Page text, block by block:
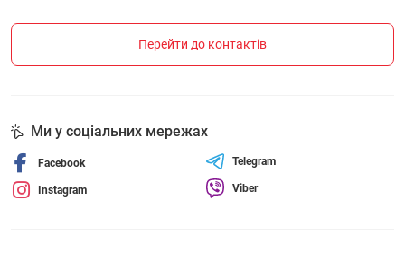
Перейти до контактів
Ми у соціальних мережах
Facebook
Instagram
Telegram
Viber